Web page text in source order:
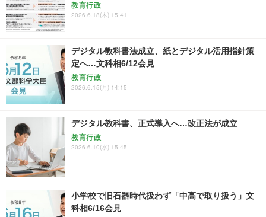
教育行政
2026.6.18(木) 15:41
デジタル教科書法成立、紙とデジタル活用指針策
定へ…文科相6/12会見
教育行政
2026.6.15(月) 14:15
デジタル教科書、正式導入へ…改正法が成立
教育行政
2026.6.10(水) 15:45
小学校で旧石器時代扱わず「中高で取り扱う」文
科相6/16会見